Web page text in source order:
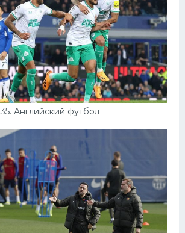
35. Английский футбол